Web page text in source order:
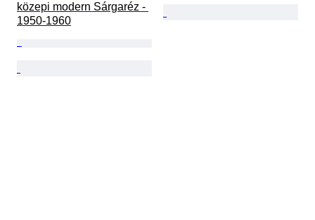
közepi modern Sárgaréz -
1950-1960